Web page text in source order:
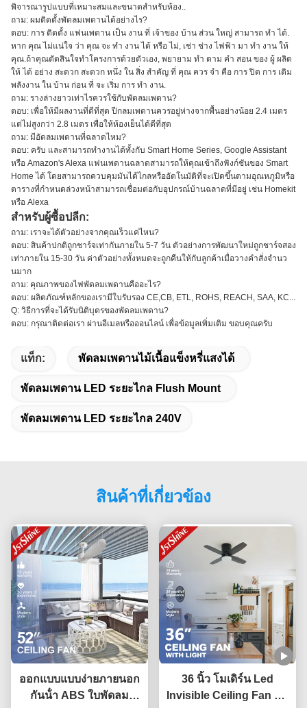
พิจารณารูปแบบที่เหมาะสมและขนาดสําหรับห้อง..
ถาม: ผมติดตั้งพัดลมเพดานได้อย่างไร?
ตอบ: การ ติดตั้ง แฟนเพดาน เป็น งาน ที่ เจ้าของ บ้าน ส่วน ใหญ่ สามารถ ทํา ได้.
หาก คุณ ไม่แน่ใจ ว่า คุณ จะ ทํา งาน ได้ หรือ ไม่, เช่า ช่าง ไฟฟ้า มา ทํา งาน ให้
คุณ.ถ้าคุณตัดสินใจทําโครงการด้วยตัวเอง, พยายาม ทํา ตาม คํา สอน ของ ผู้ ผลิต
ให้ ได้ อย่าง สะดวก สะดวก หนึ่ง ใน สิ่ง สําคัญ ที่ คุณ ควร จํา คือ การ ปิด การ เติม
พลังงาน ใน บ้าน ก่อน ที่ จะ เริ่ม การ ทํา งาน.
ถาม: รางล่างยาวเท่าไรควรใช้กับพัดลมเพดาน?
ตอบ: เพื่อให้มีผลงานที่ดีที่สุด ปีกลมเพดานควรอยู่ห่างจากพื้นอย่างน้อย 2.4 เมตร
แต่ไม่สูงกว่า 2.8 เมตร เพื่อให้ห้องเย็นได้ดีที่สุด
ถาม: มีอัดลมเพดานที่ฉลาดไหม?
ตอบ: ครับ และสามารถทํางานได้ทั้งกับ Smart Home Series, Google Assistant
หรือ Amazon's Alexa แฟนเพดานฉลาดสามารถให้คุณเข้าถึงฟังก์ชันของ Smart
Home ได้ โดยสามารถควบคุมมันได้ไกลหรืออัตโนมัติที่จะเปิดขึ้นตามอุณหภูมิหรือ
ตารางที่กําหนดล่วงหน้าสามารถเชื่อมต่อกับอุปกรณ์บ้านฉลาดที่มีอยู่ เช่น Homekit
หรือ Alexa
สําหรับผู้ซื้อปลีก:
ถาม: เราจะได้ตัวอย่างจากคุณเร็วแค่ไหน?
ตอบ: สินค้าปกติถูกชาร์จเท่ากันภายใน 5-7 วัน ตัวอย่างการพัฒนาใหม่ถูกชาร์จสอง
เท่าภายใน 15-30 วัน ค่าตัวอย่างทั้งหมดจะถูกคืนให้กับลูกค้าเมื่อวางคําสั่งจํานว
นมาก
ถาม: คุณภาพของไฟพัดลมเพดานคืออะไร?
ตอบ: ผลิตภัณฑ์หลักของเรามีใบรับรอง CE,CB, ETL, ROHS, REACH, SAA, KC...
Q: วิธีการที่จะได้รับนิติบุตรของพัดลมเพดาน?
ตอบ: กรุณาติดต่อเรา ผ่านอีเมลหรือออนไลน์ เพื่อข้อมูลเพิ่มเติม ขอบคุณครับ
แท็ก: พัดลมเพดานไม้เนื้อแข็งหรี่แสงได้
พัดลมเพดาน LED ระยะไกล Flush Mount
พัดลมเพดาน LED ระยะไกล 240V
สินค้าที่เกี่ยวข้อง
ออกแบบแบบง่ายภายนอก
กันน้ํา ABS ใบพัดลม
36 นิ้ว โมเดิร์น Led
Invisible Ceiling Fan มินิ